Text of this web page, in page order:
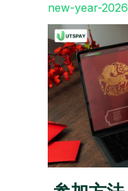
new-year-2026